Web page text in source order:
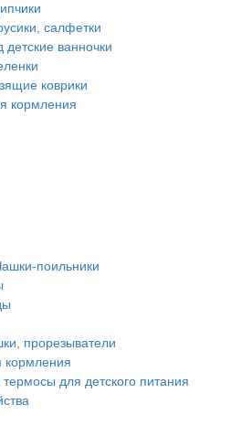
салфетки
детские ванночки
коврики
кормления
поильники
прорезыватели
кормления
для детского питания